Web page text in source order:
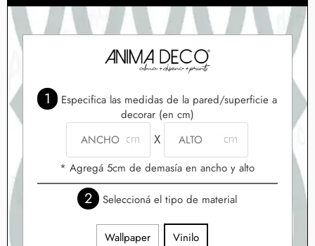
1
Especifica las medidas de la pared/superficie a
decorar (en cm)
X
* Agregá 5cm de demasía en ancho y alto
2 Seleccioná el tipo de material
Wallpaper Vinilo